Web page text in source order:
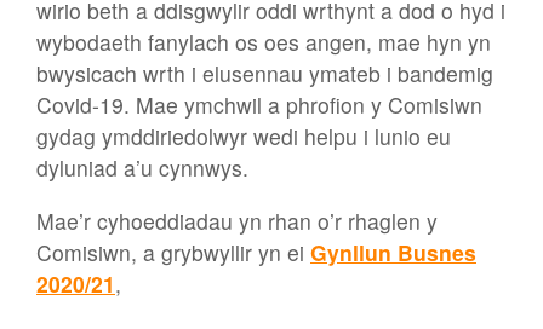
wirio beth a ddisgwylir oddi wrthynt a dod o hyd i
wybodaeth fanylach os oes angen, mae hyn yn
bwysicach wrth i elusennau ymateb i bandemig
Covid-19. Mae ymchwil a phrofion y Comisiwn
gydag ymddiriedolwyr wedi helpu i lunio eu
dyluniad a’u cynnwys.
Mae’r cyhoeddiadau yn rhan o’r rhaglen y
Comisiwn, a grybwyllir yn ei Gynllun Busnes
2020/21,